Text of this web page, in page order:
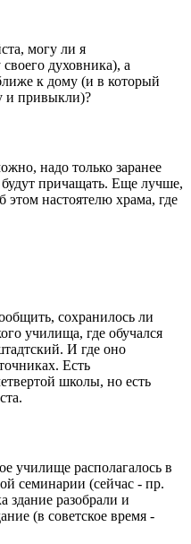
могу ли я
духовника), а
к дому (и в который
и привыкли)?
надо только заранее
причащать. Еще лучше,
настоятелю храма, где
сохранилось ли
училища, где обучался
И где оно
Есть
школы, но есть
училище располагалось в
семинарии (сейчас - пр.
здание разобрали и
(в советское время -